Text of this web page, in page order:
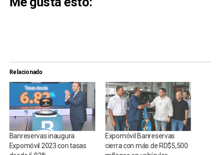
Relacionado
Banreservas inaugura
Expomóvil 2023 con tasas
Expomóvil Banreservas
cierra con más de RD$5,500